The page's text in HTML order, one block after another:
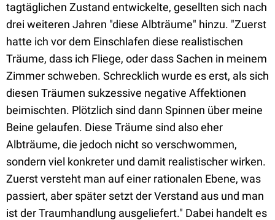
tagtäglichen Zustand entwickelte, gesellten sich nach
drei weiteren Jahren "diese Albträume" hinzu. "Zuerst
hatte ich vor dem Einschlafen diese realistischen
Träume, dass ich Fliege, oder dass Sachen in meinem
Zimmer schweben. Schrecklich wurde es erst, als sich
diesen Träumen sukzessive negative Affektionen
beimischten. Plötzlich sind dann Spinnen über meine
Beine gelaufen. Diese Träume sind also eher
Albträume, die jedoch nicht so verschwommen,
sondern viel konkreter und damit realistischer wirken.
Zuerst versteht man auf einer rationalen Ebene, was
passiert, aber später setzt der Verstand aus und man
ist der Traumhandlung ausgeliefert." Dabei handelt es